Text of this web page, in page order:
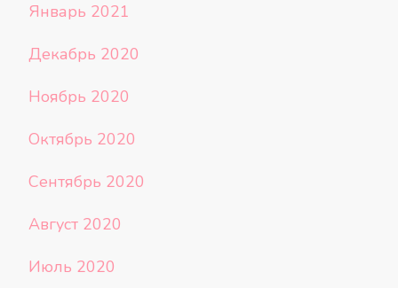
Январь 2021
Декабрь 2020
Ноябрь 2020
Октябрь 2020
Сентябрь 2020
Август 2020
Июль 2020